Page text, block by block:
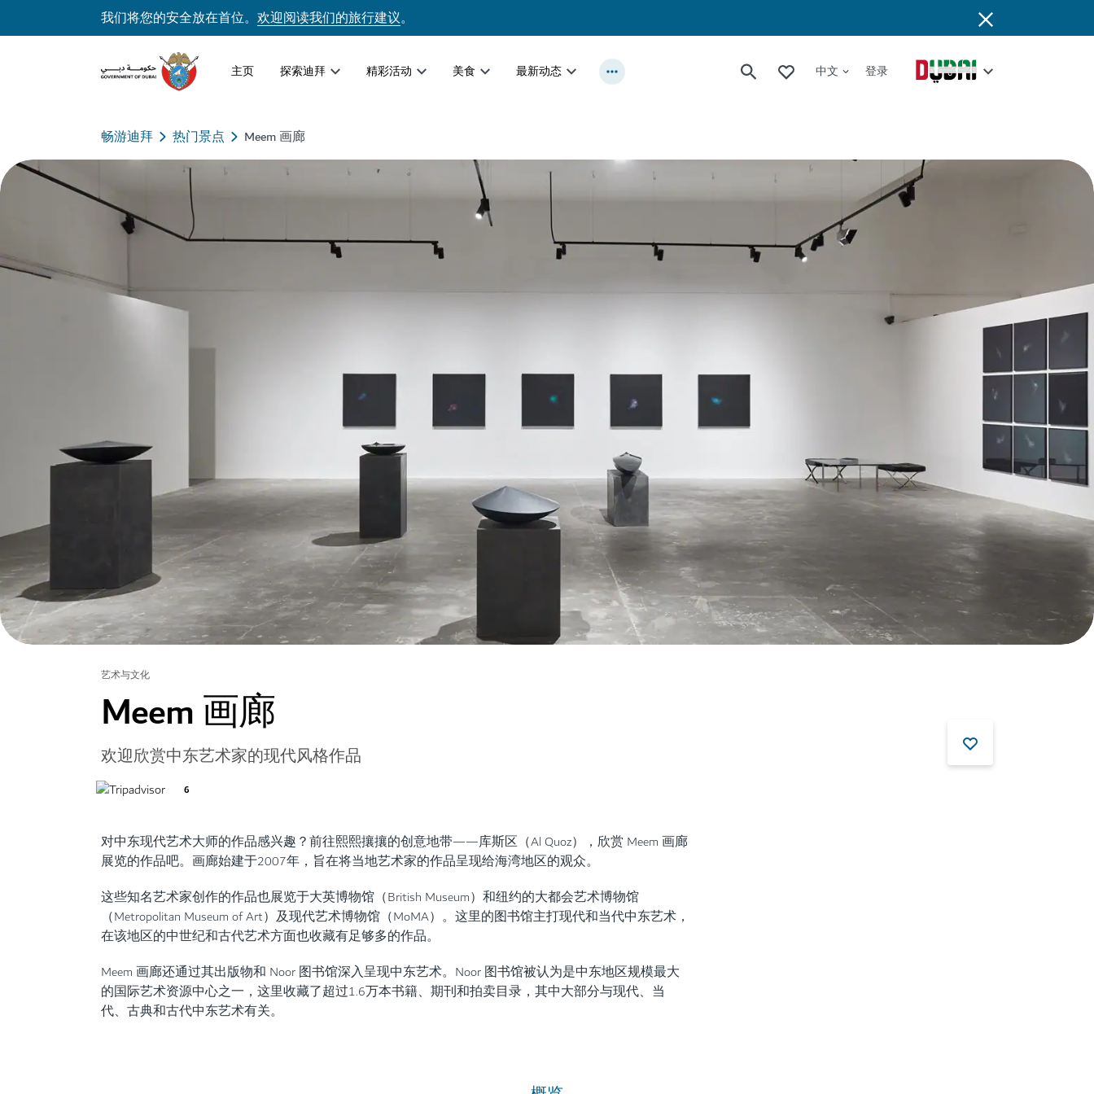
我们将您的安全放在首位。 欢迎阅读我们的旅行建议。
主页 探索迪拜 精彩活动 美食 最新动态 中文 登录
畅游迪拜 热门景点 Meem 画廊
艺术与文化
Meem 画廊
欢迎欣赏中东艺术家的现代风格作品
6
对中东现代艺术大师的作品感兴趣？前往熙熙攘攘的创意地带——库斯区（Al Quoz），欣赏 Meem 画廊
展览的作品吧。画廊始建于2007年，旨在将当地艺术家的作品呈现给海湾地区的观众。
这些知名艺术家创作的作品也展览于大英博物馆（British Museum）和纽约的大都会艺术博物馆
（Metropolitan Museum of Art）及现代艺术博物馆（MoMA）。这里的图书馆主打现代和当代中东艺术，
在该地区的中世纪和古代艺术方面也收藏有足够多的作品。
Meem 画廊还通过其出版物和 Noor 图书馆深入呈现中东艺术。Noor 图书馆被认为是中东地区规模最大
的国际艺术资源中心之一，这里收藏了超过1.6万本书籍、期刊和拍卖目录，其中大部分与现代、当
代、古典和古代中东艺术有关。